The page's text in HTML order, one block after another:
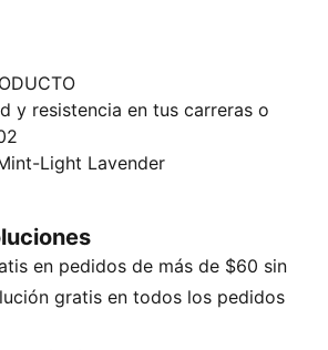
y resistencia en tus carreras o
con los zapatos de
x HYROX Velocity NITRO™ 5.
suave, un agarre inigualable y
híbridos.
Y BENEFICIOS
está fabricado con al
reciclados
Light Lavender
en pedidos de más de $60 sin
gratis en todos los pedidos